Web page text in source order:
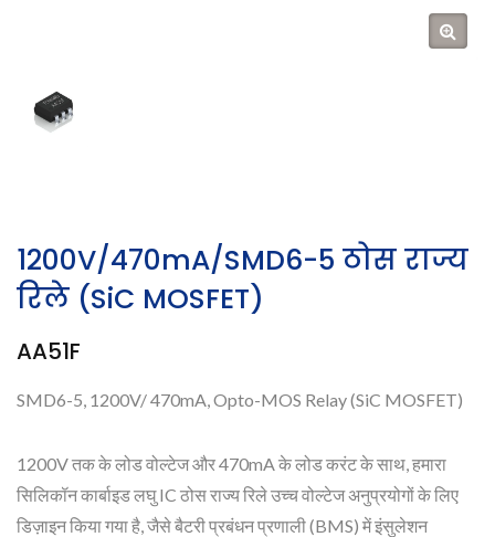
1200V/470mA/SMD6-5 ठोस राज्य
रिले (SiC MOSFET)
AA51F
SMD6-5, 1200V/ 470mA, Opto-MOS Relay (SiC MOSFET)
1200V तक के लोड वोल्टेज और 470mA के लोड करंट के साथ, हमारा
सिलिकॉन कार्बाइड लघु IC ठोस राज्य रिले उच्च वोल्टेज अनुप्रयोगों के लिए
डिज़ाइन किया गया है, जैसे बैटरी प्रबंधन प्रणाली (BMS) में इंसुलेशन